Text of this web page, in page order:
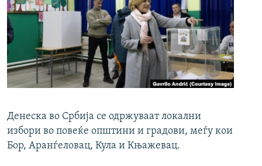
Денеска во Србија се одржуваат локални
избори во повеќе општини и градови, меѓу кои
Бор, Аранѓеловац, Кула и Књажевац.